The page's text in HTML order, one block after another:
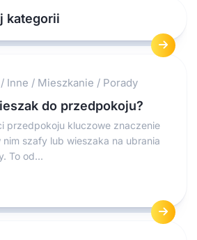
kategorii
/ Inne / Mieszkanie / Porady
do przedpokoju?
przedpokoju kluczowe znaczenie
nim szafy lub wieszaka na ubrania
To od...